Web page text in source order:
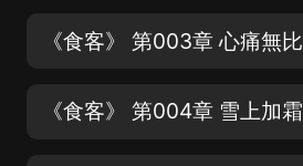
《食客》 第003章 心痛無比
《食客》 第004章 雪上加霜